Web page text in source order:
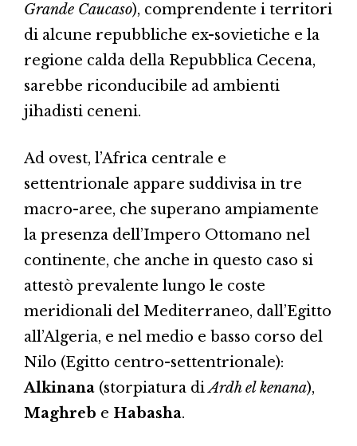
Grande Caucaso), comprendente i territori
di alcune repubbliche ex-sovietiche e la
regione calda della Repubblica Cecena,
sarebbe riconducibile ad ambienti
jihadisti ceneni.
Ad ovest, l’Africa centrale e
settentrionale appare suddivisa in tre
macro-aree, che superano ampiamente
la presenza dell’Impero Ottomano nel
continente, che anche in questo caso si
attestò prevalente lungo le coste
meridionali del Mediterraneo, dall’Egitto
all’Algeria, e nel medio e basso corso del
Nilo (Egitto centro-settentrionale):
Alkinana (storpiatura diArdh el kenana),
Maghreb e Habasha.